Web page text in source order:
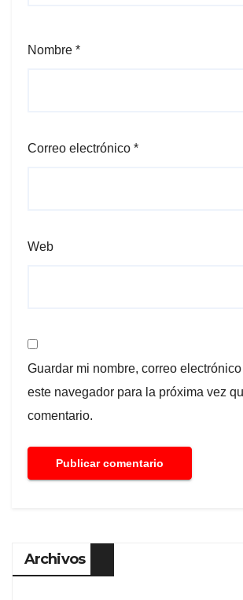
Nombre *
Correo electrónico *
Web
Guardar mi nombre, correo
este navegador para la próxima vez
comentario.
Archivos